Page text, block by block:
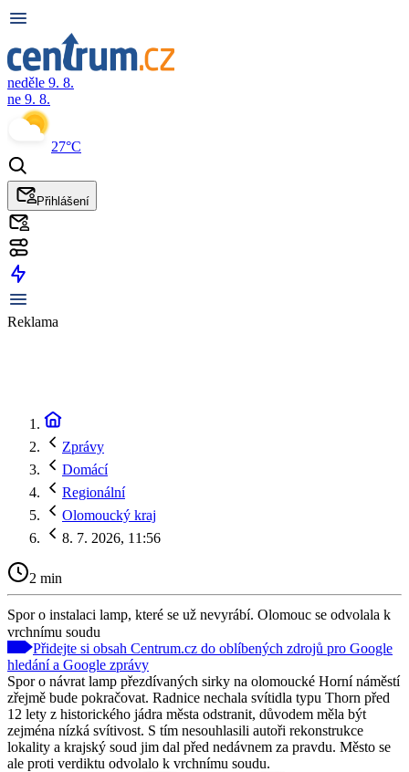
neděle 9. 8.
ne 9. 8.
27°C
Přihlášení
Reklama
Zprávy
Domácí
Regionální
Olomoucký kraj
8. 7. 2026, 11:56
2 min
Spor o instalaci lamp, které se už nevyrábí. Olomouc se odvolala k
vrchnímu soudu
Přidejte si obsah Centrum.cz do oblíbených zdrojů pro Google
hledání a Google zprávy
Spor o návrat lamp přezdívaných sirky na olomoucké Horní náměstí
zřejmě bude pokračovat. Radnice nechala svítidla typu Thorn před
12 lety z historického jádra města odstranit, důvodem měla být
zejména nízká svítivost. S tím nesouhlasili autoři rekonstrukce
lokality a krajský soud jim dal před nedávnem za pravdu. Město se
ale proti verdiktu odvolalo k vrchnímu soudu.